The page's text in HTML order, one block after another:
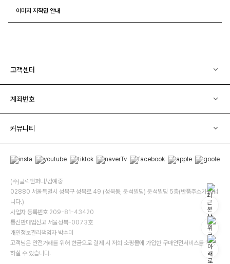
이미지 저작권 안내
고객센터
계좌번호
커뮤니티
(주)클릭앤퍼니/김예중
02880 서울특별시 성북구 성북로 49 (성북동, 운석빌딩) 운석빌딩 5층(반품주소가 아닙
니다.)
사업자 등록번호 209-81-43420
통신판매업신고 서울성북-0073호
개인정보관리책임자 박수미
고객님은 안전거래를 위해 현금으로 결제 시 저희 소핑몰에 가입한 구매안전서비스를 이용
하실 수 있습니다.